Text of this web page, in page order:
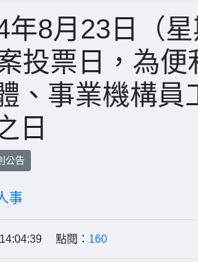
年8月23日（
投票日，為便
、事業機構員
日
公告
事
點閱： 160